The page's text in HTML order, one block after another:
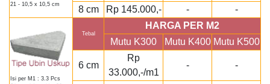
21 - 10,5 x 10,5 cm
8 cm
Rp 145.000,- - -
Isi per M1 : 3.3 Pcs
Tebal
HARGA PER M2
Mutu K300
Mutu K400 Mutu K500
6 cm
Rp
33.000,-/m1
- -